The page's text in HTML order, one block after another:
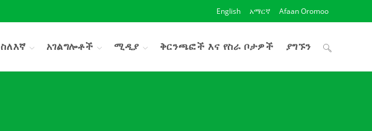
English አማርኛ Afaan Oromoo
ስለእኛ አገልግሎቶች ሚዲያ ቅርንጫፎች እና የስራ ቦታዎች ያግኙን